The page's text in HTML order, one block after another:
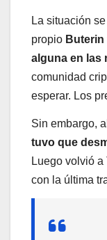
La situación
propio
alguna en las
comunidad
esperar. Los
Sin embargo,
tuvo que
Luego volvió
con la última